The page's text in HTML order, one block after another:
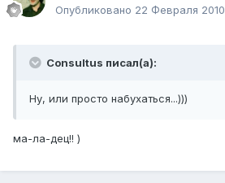
Опубликовано 22 Февраля 2010
Consultus писал(а):
Ну, или просто набухаться...)))
ма-ла-дец!! )